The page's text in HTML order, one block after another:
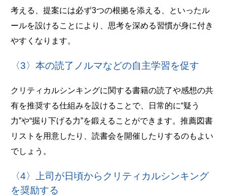
考える、提案には必ず3つの根拠を添える、といったル
ールを設けることにより、思考を深める習慣が身に付き
やすくなります。
〈3〉本の読了ノルマなどの自主学習を促す
クリティカルシンキングに関する書籍の読了や感想の共
有を推奨する仕組みを設けることで、日常的に“疑う
力”や“掘り下げる力”を鍛えることができます。推薦図書
リストを用意したり、読書会を開催したりするのもよい
でしょう。
〈4〉上司が日頃からクリティカルシンキング
を奨励する